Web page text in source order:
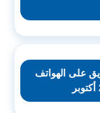
على الهواتف